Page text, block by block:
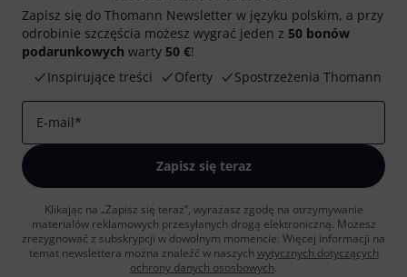
Zapisz się do Thomann Newsletter w języku polskim, a przy
odrobinie szczęścia możesz wygrać jeden z 50 bonów
podarunkowych warty 50 €!
Inspirujące treści
Oferty Spostrzeżenia Thomann
E-mail*
Zapisz się teraz
Klikając na „Zapisz się teraz”, wyrażasz zgodę na otrzymywanie
materialów reklamowych przesyłanych drogą elektroniczną. Możesz
zrezygnować z subskrypcji w dowolnym momencie. Więcej informacji na
temat newslettera można znaleźć w naszych wytycznych dotyczących
ochrony danych ososbowych.